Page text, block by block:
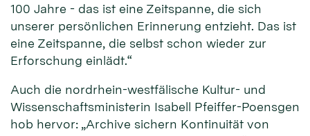
100 Jahre - das ist eine Zeitspanne, die sich
unserer persönlichen Erinnerung entzieht. Das ist
eine Zeitspanne, die selbst schon wieder zur
Erforschung einlädt.“
Auch die nordrhein-westfälische Kultur- und
Wissenschaftsministerin Isabell Pfeiffer-Poensgen
hob hervor: „Archive sichern Kontinuität von